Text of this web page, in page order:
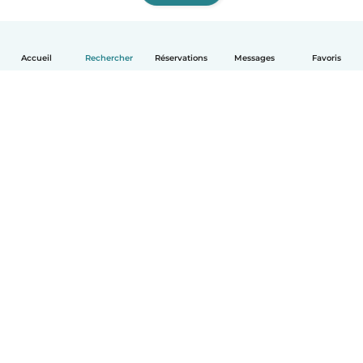
Accueil Rechercher Réservations Messages Favoris